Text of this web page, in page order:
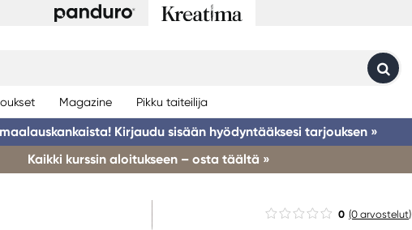
Magazine Pikku taiteilija
Kirjaudu sisään hyödyntääksesi tarjouksen »
Kaikki kurssin aloitukseen – osta täältä »
0 (0 arvostelut)